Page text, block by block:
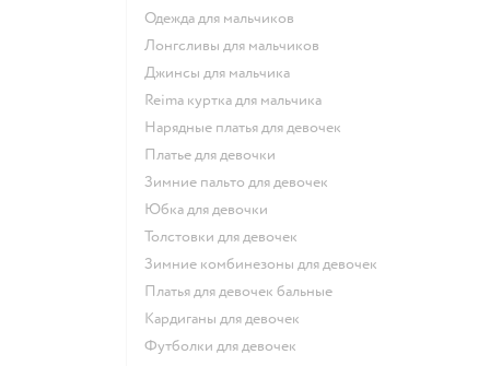
Одежда для мальчиков
Лонгсливы для мальчиков
Джинсы для мальчика
Reima куртка для мальчика
Нарядные платья для девочек
Платье для девочки
Зимние пальто для девочек
Юбка для девочки
Толстовки для девочек
Зимние комбинезоны для девочек
Платья для девочек бальные
Кардиганы для девочек
Футболки для девочек